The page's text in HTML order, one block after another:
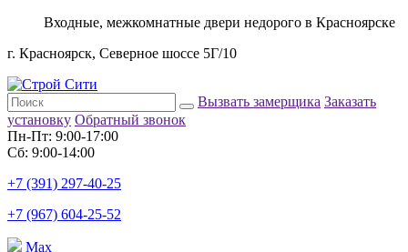
Входные, межкомнатные двери недорого в Красноярске
г. Красноярск, Северное шоссе 5Г/10
Вызвать замерщика Заказать
установку Обратный звонок
Пн-Пт: 9:00-17:00
Сб: 9:00-14:00
+7 (391) 297-40-25
+7 (967) 604-25-52
Max